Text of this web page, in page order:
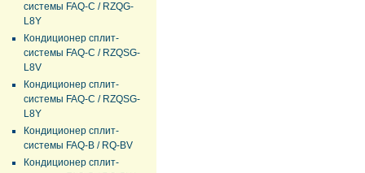
системы FAQ-C / RZQG-
L8Y
Кондиционер сплит-
системы FAQ-C / RZQSG-
L8V
Кондиционер сплит-
системы FAQ-C / RZQSG-
L8Y
Кондиционер сплит-
системы FAQ-B / RQ-BV
Кондиционер сплит-